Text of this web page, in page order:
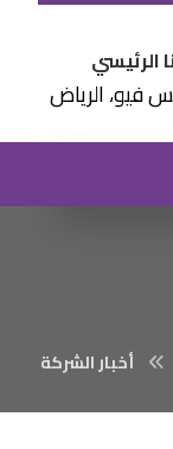
الرئيسي
فيو، الرياض
أخبار الشركة